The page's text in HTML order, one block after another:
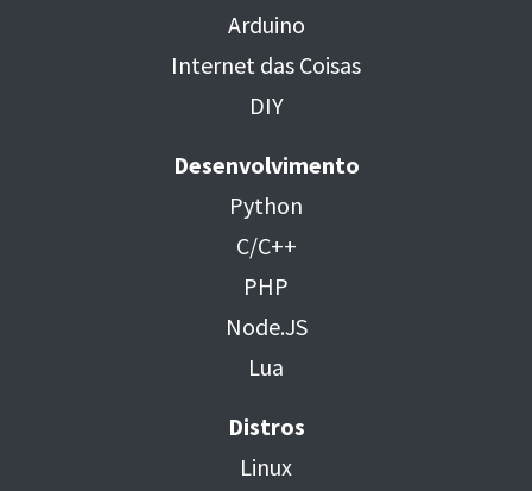
Arduino
Internet das Coisas
DIY
Desenvolvimento
Python
C/C++
PHP
Node.JS
Lua
Distros
Linux